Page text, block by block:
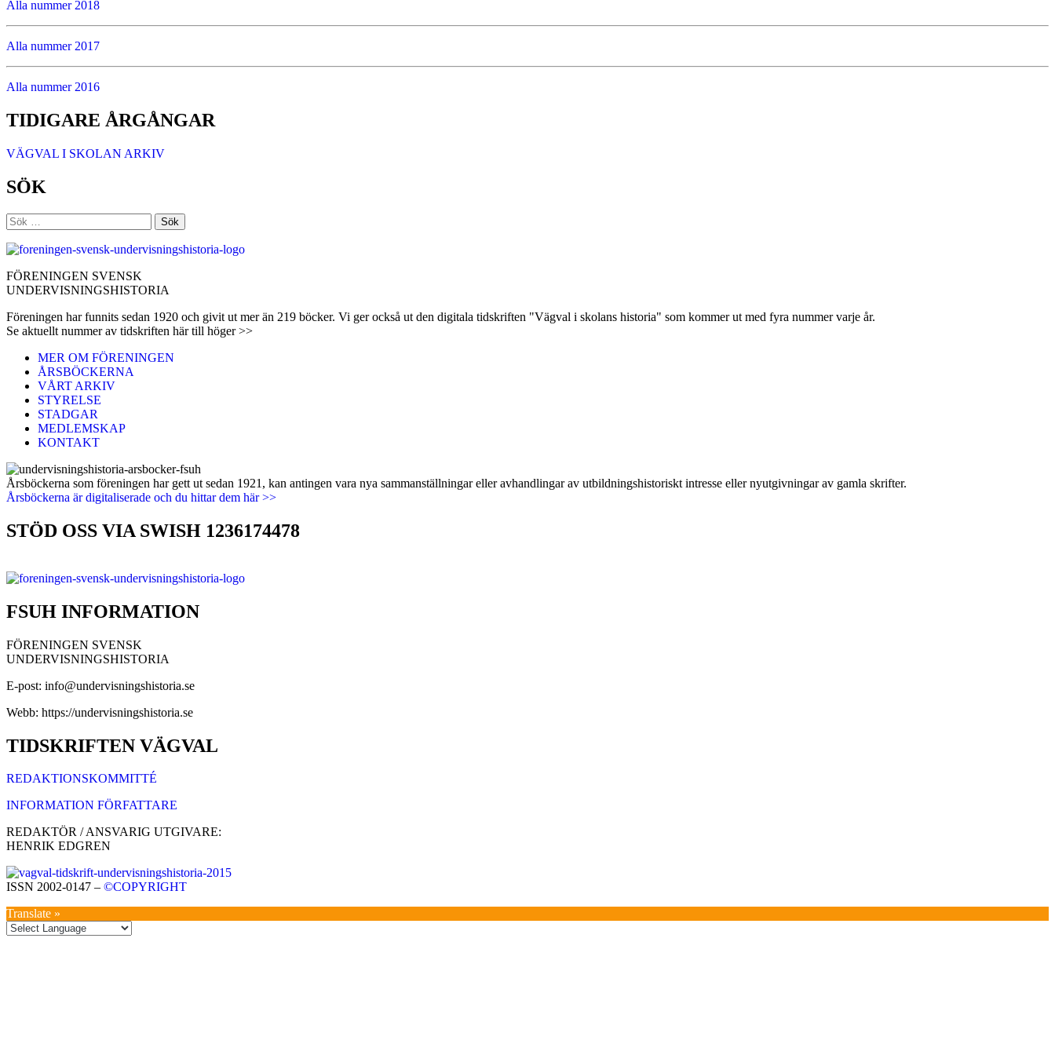
Alla nummer 2018
Alla nummer 2017
Alla nummer 2016
TIDIGARE ÅRGÅNGAR
VÄGVAL I SKOLAN ARKIV
SÖK
Sök
efter:
FÖRENINGEN SVENSK
UNDERVISNINGSHISTORIA
Föreningen har funnits sedan 1920 och givit ut mer än 219 böcker. Vi ger också ut den digitala tidskriften "Vägval i skolans historia" som kommer ut med fyra nummer varje år.
Se aktuellt nummer av tidskriften här till höger >>
MER OM FÖRENINGEN
ÅRSBÖCKERNA
VÅRT ARKIV
STYRELSE
STADGAR
MEDLEMSKAP
KONTAKT
Årsböckerna som föreningen har gett ut sedan 1921, kan antingen vara nya sammanställningar eller avhandlingar av utbildningshistoriskt intresse eller nyutgivningar av gamla skrifter.
Årsböckerna är digitaliserade och du hittar dem här >>
STÖD OSS VIA SWISH 1236174478
FSUH INFORMATION
FÖRENINGEN SVENSK
UNDERVISNINGSHISTORIA
E-post: info@undervisningshistoria.se
Webb: https://undervisningshistoria.se
TIDSKRIFTEN VÄGVAL
REDAKTIONSKOMMITTÉ
INFORMATION FÖRFATTARE
REDAKTÖR / ANSVARIG UTGIVARE:
HENRIK EDGREN
ISSN 2002-0147 – ©COPYRIGHT
Translate »